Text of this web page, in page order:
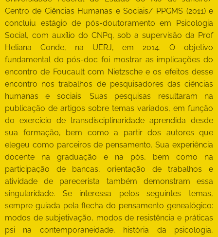
Centro de Ciências Humanas e Sociais/ PPGMS (2011) e
concluiu estágio de pós-doutoramento em Psicologia
Social, com auxílio do CNPq, sob a supervisão da Prof
Heliana Conde, na UERJ, em 2014. O objetivo
fundamental do pós-doc foi mostrar as implicações do
encontro de Foucault com Nietzsche e os efeitos desse
encontro nos trabalhos de pesquisadores das ciências
humanas e sociais. Suas pesquisas resultaram na
publicação de artigos sobre temas variados, em função
do exercício de transdisciplinaridade aprendida desde
sua formação, bem como a partir dos autores que
elegeu como parceiros de pensamento. Sua experiência
docente na graduação e na pós, bem como na
participação de bancas, orientação de trabalhos e
atividade de parecerista também demonstram essa
singularidade. Se interessa pelos seguintes temas,
sempre guiada pela flecha do pensamento genealógico:
modos de subjetivação, modos de resistência e práticas
psi na contemporaneidade, história da psicologia,